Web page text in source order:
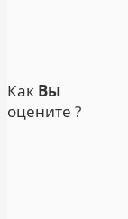
Как Вы
оцените ?